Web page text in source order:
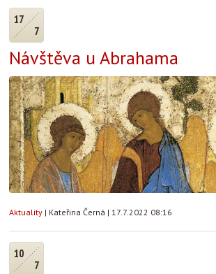
17
7
Návštěva u Abrahama
Aktuality | Kateřina Černá | 17.7.2022 08:16
10
7